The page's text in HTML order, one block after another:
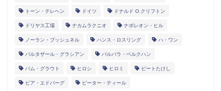
トーン・テレヘン ドイツ ドナルド O.クリフトン
ドリヤス工場 ナカムラクニオ ナポレオン・ヒル
ノーラン・ブッシュネル ハンス・ロスリング ハ・ワン
バルタザール・グラシアン バルバラ・ベルクハン
パム・グラウト ヒロシ ヒロミ ビートたけし
ピア・エドバーグ ピーター・ティール